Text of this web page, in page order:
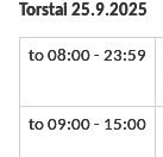
Torstai 25.9.2025
to 08:00 - 23:59
to 09:00 - 15:00